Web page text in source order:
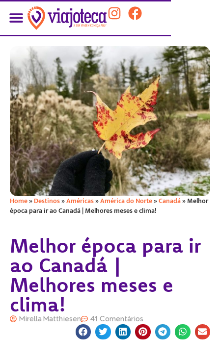
Home»Destinos»Américas»América do Norte»Canadá»Melhor
época para ir ao Canadá | Melhores meses e clima!
Melhor época para ir
ao Canadá |
Melhores meses e
clima!
Mirella Matthiesen 41 Comentários